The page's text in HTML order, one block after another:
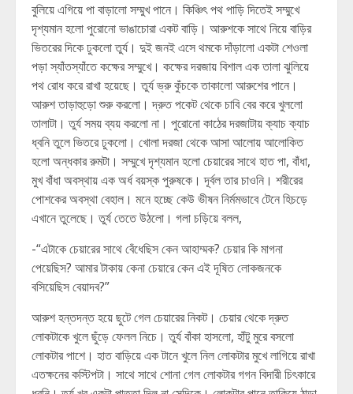
বুলিয়ে এগিয়ে পা বাড়ালো সম্মুখ পানে। কিঞ্চিৎ পথ পাড়ি দিতেই সম্মুখে
দৃশ্যমান হলো পুরোনো ভাঙাচোরা একট বাড়ি। আরুশকে সাথে নিয়ে বাড়ির
ভিতরের দিকে ঢুকলো তুর্য। দুই জনই এসে থমকে দাঁড়ালো একটা শেওলা
পড়া স্যাঁতস্যাঁতে কক্ষের সম্মুখে। কক্ষের দরজায় বিশাল এক তালা ঝুলিয়ে
পথ রোধ করে রাখা হয়েছে। তুর্য ভ্রু কুঁচকে তাকালো আরুশের পানে।
আরুশ তাড়াহুড়ো শুরু করলো। দ্রুত পকেট থেকে চাবি বের করে খুললো
তালাটা। তুর্য সময় ব্যয় করলো না। পুরোনো কাঠের দরজাটায় ক্যাচ ক্যাচ
ধ্বনি তুলে ভিতরে ঢুকলো। খোলা দরজা থেকে আসা আলোয় আলোকিত
হলো অন্ধকার রুমটা। সম্মুখে দৃশ্যমান হলো চেয়ারের সাথে হাত পা, বাঁধা,
মুখ বাঁধা অবস্থায় এক অর্ধ বয়স্ক পুরুষকে। দূর্বল তার চাওনি। শরীরের
পোশকের অবস্থা বেহাল। মনে হচ্ছে কেউ ভীষন নির্মমভাবে টেনে হিচড়ে
এখানে তুলেছে। তুর্য তেতে উঠলো। গলা চড়িয়ে বলল,
-“এটাকে চেয়ারের সাথে বেঁধেছিস কেন আহাম্মক? চেয়ার কি মাগনা
পেয়েছিস? আমার টাকায় কেনা চেয়ারে কেন এই দূষিত লোকজনকে
বসিয়েছিস বেয়াদব?”
আরুশ হন্তদন্ত হয়ে ছুটে গেল চেয়ারের নিকট। চেয়ার থেকে দ্রুত
লোকটাকে খুলে ছুঁড়ে ফেলল নিচে। তুর্য বাঁকা হাসলো, হাঁটু মুরে বসলো
লোকটার পাশে। হাত বাড়িয়ে এক টানে খুলে নিল লোকটার মুখে লাগিয়ে রাখা
এতক্ষনের কস্টিপটা। সাথে সাথে শোনা গেল লোকটার গগন বিদারী চিৎকারে